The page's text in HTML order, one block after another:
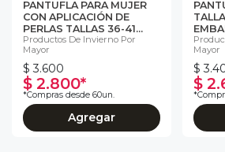
PANTUFLA PARA MUJER
CON APLICACIÓN DE
PERLAS TALLAS 36-41...
Productos De Invierno Por
Mayor
$ 3.600
$ 2.800*
*Compras desde 60un.
Agregar
Mayor
$
$